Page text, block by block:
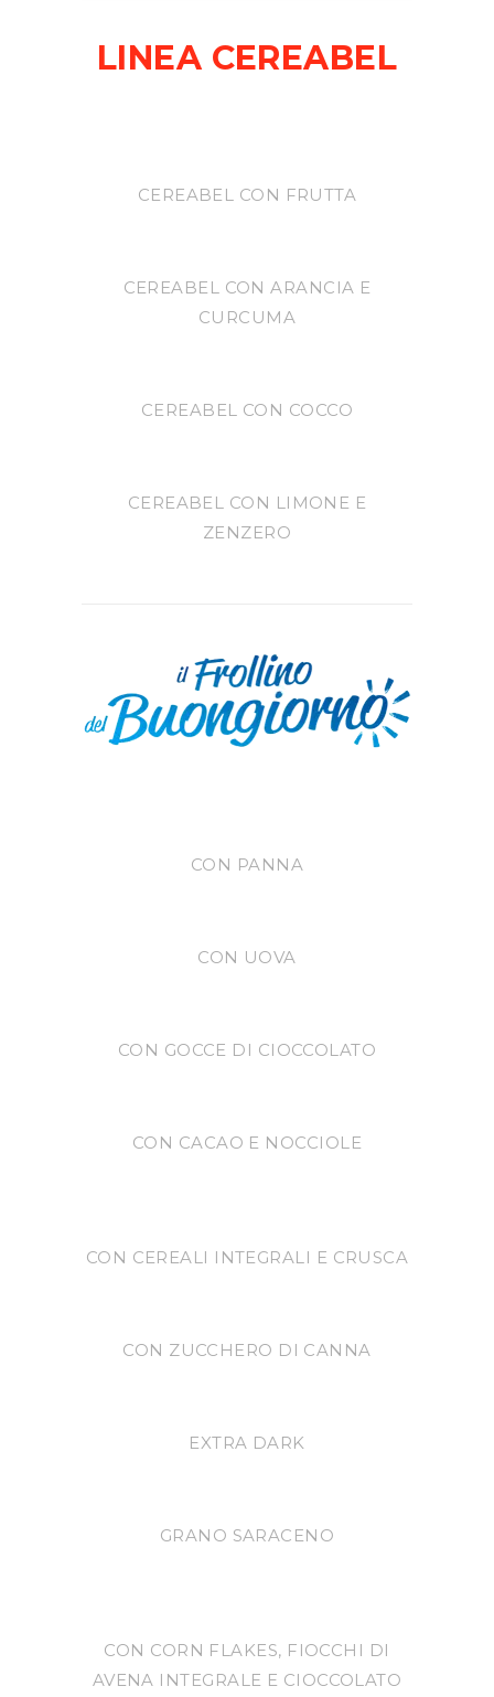
LINEA CEREABEL
CEREABEL CON FRUTTA
CEREABEL CON ARANCIA E
CURCUMA
CEREABEL CON COCCO
CEREABEL CON LIMONE E
ZENZERO
CON PANNA
CON UOVA
CON GOCCE DI CIOCCOLATO
CON CACAO E NOCCIOLE
CON CEREALI INTEGRALI E CRUSCA
CON ZUCCHERO DI CANNA
EXTRA DARK
GRANO SARACENO
CON CORN FLAKES, FIOCCHI DI
AVENA INTEGRALE E CIOCCOLATO